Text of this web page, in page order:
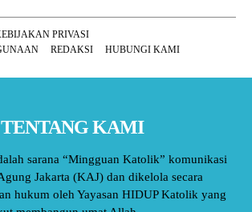
PRIVASI
REDAKSI HUBUNGI KAMI
TENTANG KAMI
sarana “Mingguan Katolik” komunikasi
Jakarta (KAJ) dan dikelola secara
hukum oleh Yayasan HIDUP Katolik yang